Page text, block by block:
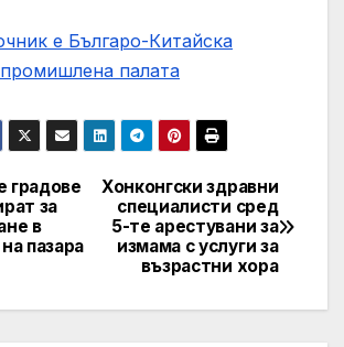
е Българо-Китайска
палaта
Хонконгски здравни
специалисти сред
5-те арестувани за
измама с услуги за
възрастни хора
градове
за
в
пазара